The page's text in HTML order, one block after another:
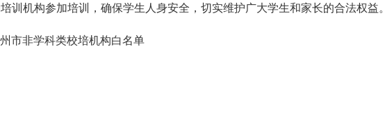
训机构参加培训，确保学生人身安全，切实维护广大学生和家长的合法权益。
市非学科类校培机构白名单